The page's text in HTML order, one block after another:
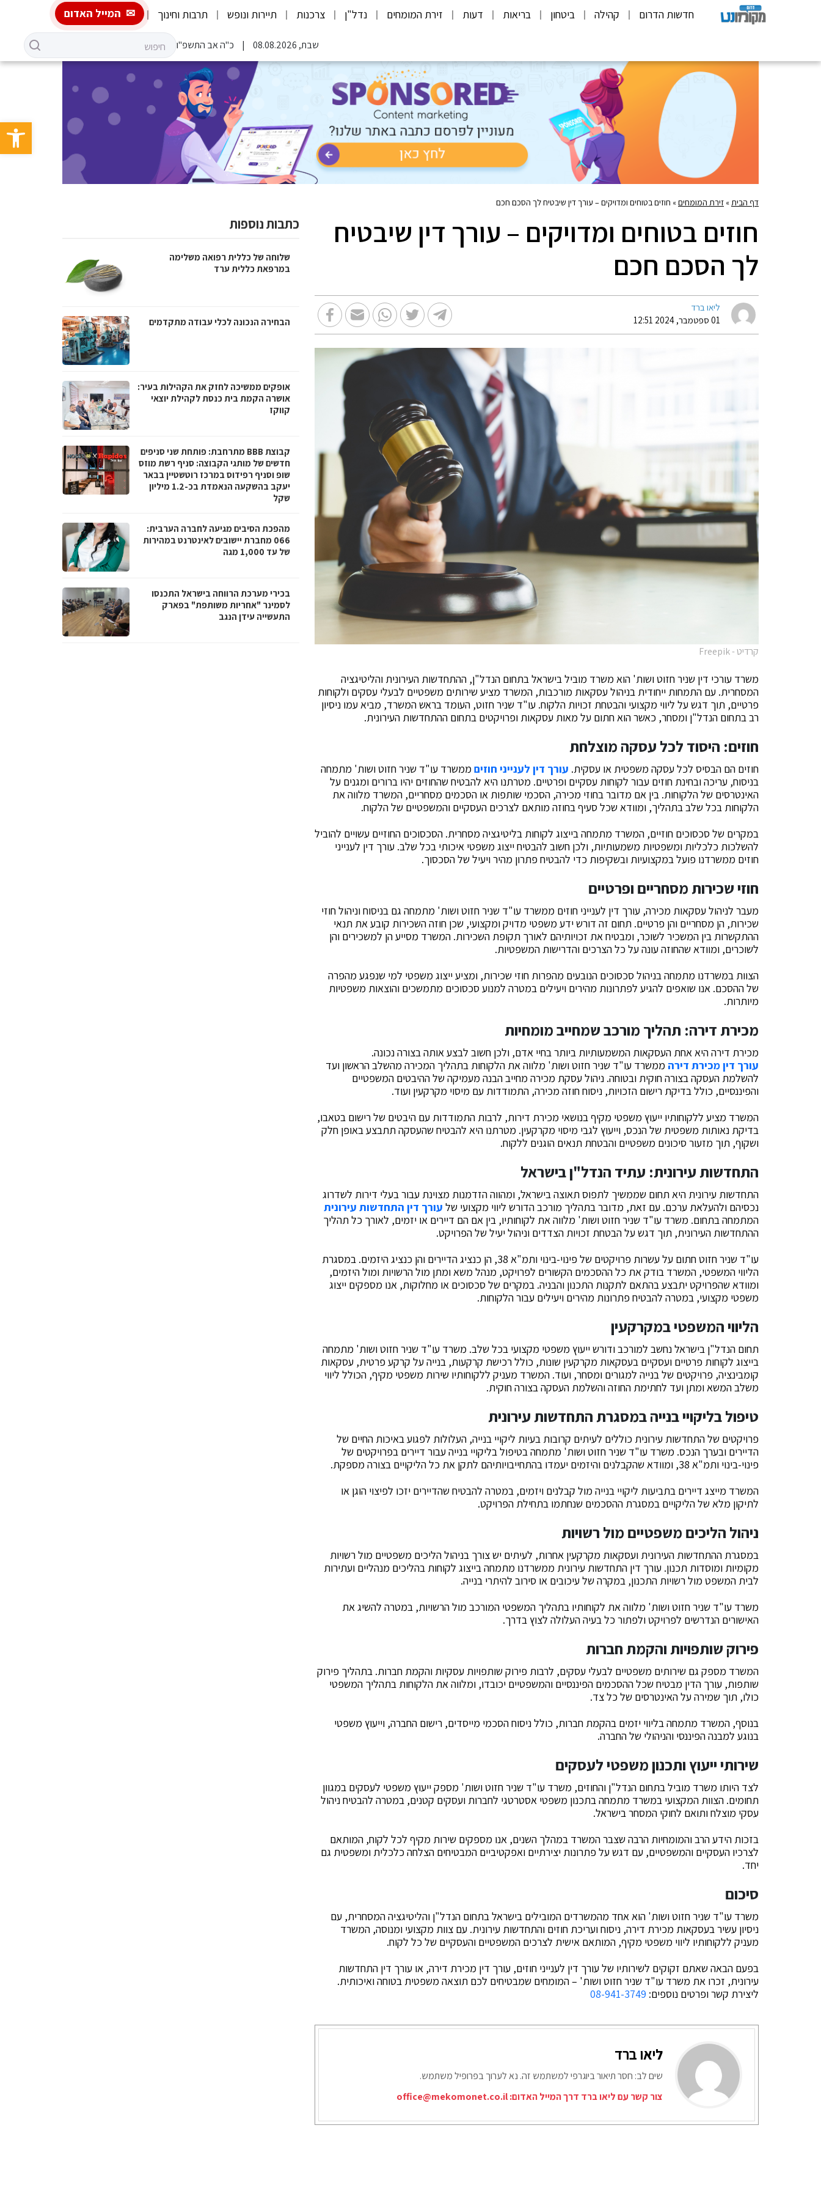
פתח
חדשות הדרום קהילה ביטחון בריאות דעות זירת המומחים נדל"ן צרכנות תיירות ונופש תרבות וחינוך המייל האדום
שבת, 08.08.2026 כ"ה אב התשפ"ו
דף הבית » זירת המומחים» חוזים בטוחים ומדויקים – עורך דין שיבטיח לך הסכם חכם
חוזים בטוחים ומדויקים – עורך דין שיבטיח
לך הסכם חכם
ליאו ברד
01 ספטמבר, 2024 12:51
קרדיט - Freepik
משרד עורכי דין שניר חזוט ושות' הוא משרד מוביל בישראל בתחום הנדל"ן, ההתחדשות העירונית והליטיגציה
המסחרית. עם התמחות ייחודית בניהול עסקאות מורכבות, המשרד מציע שירותים משפטיים לבעלי עסקים ולקוחות
פרטיים, תוך דגש על ליווי מקצועי והבטחת זכויות הלקוח. עו"ד שניר חזוט, העומד בראש המשרד, מביא עמו ניסיון
רב בתחום הנדל"ן ומסחר, כאשר הוא חתום על מאות עסקאות ופרויקטים בתחום ההתחדשות העירונית.
חוזים: היסוד לכל עסקה מוצלחת
חוזים הם הבסיס לכל עסקה משפטית או עסקית. עורך דין לענייני חוזים ממשרד עו"ד שניר חזוט ושות' מתמחה
בניסוח, עריכה ובחינת חוזים עבור לקוחות עסקיים ופרטיים. מטרתנו היא להבטיח שהחוזים יהיו ברורים ומגנים על
האינטרסים של הלקוחות. בין אם מדובר בחוזי מכירה, הסכמי שותפות או הסכמים מסחריים, המשרד מלווה את
הלקוחות בכל שלב בתהליך, ומוודא שכל סעיף בחוזה מותאם לצרכים העסקיים והמשפטיים של הלקוח.
במקרים של סכסוכים חוזיים, המשרד מתמחה בייצוג לקוחות בליטיגציה מסחרית. הסכסוכים החוזיים עשויים להוביל
להשלכות כלכליות ומשפטיות משמעותיות, ולכן חשוב להבטיח ייצוג משפטי איכותי בכל שלב. עורך דין לענייני
חוזים ממשרדנו פועל במקצועיות ובשקיפות כדי להבטיח פתרון מהיר ויעיל של הסכסוך.
חוזי שכירות מסחריים ופרטיים
מעבר לניהול עסקאות מכירה, עורך דין לענייני חוזים ממשרד עו"ד שניר חזוט ושות' מתמחה גם בניסוח וניהול חוזי
שכירות, הן מסחריים והן פרטיים. תחום זה דורש ידע משפטי מדויק ומקצועי, שכן חוזה השכירות קובע את תנאי
ההתקשרות בין המשכיר לשוכר, ומבטיח את זכויותיהם לאורך תקופת השכירות. המשרד מסייע הן למשכירים והן
לשוכרים, ומוודא שהחוזה עונה על כל הצרכים והדרישות המשפטיות.
הצוות במשרדנו מתמחה בניהול סכסוכים הנובעים מהפרות חוזי שכירות, ומציע ייצוג משפטי למי שנפגע מהפרה
של ההסכם. אנו שואפים להגיע לפתרונות מהירים ויעילים במטרה למנוע סכסוכים מתמשכים והוצאות משפטיות
מיותרות.
מכירת דירה: תהליך מורכב שמחייב מומחיות
מכירת דירה היא אחת העסקאות המשמעותיות ביותר בחיי אדם, ולכן חשוב לבצע אותה בצורה נכונה.
עורך דין מכירת דירה ממשרד עו"ד שניר חזוט ושות' מלווה את הלקוחות בתהליך המכירה מהשלב הראשון ועד
להשלמת העסקה בצורה חוקית ובטוחה. ניהול עסקת מכירה מחייב הבנה מעמיקה של ההיבטים המשפטיים
והפיננסיים, כולל בדיקת רישום הזכויות, ניסוח חוזה מכירה, התמודדות עם מיסוי מקרקעין ועוד.
המשרד מציע ללקוחותיו ייעוץ משפטי מקיף בנושאי מכירת דירות, לרבות התמודדות עם היבטים של רישום בטאבו,
בדיקת נאותות משפטית של הנכס, וייעוץ לגבי מיסוי מקרקעין. מטרתנו היא להבטיח שהעסקה תתבצע באופן חלק
ושקוף, תוך מזעור סיכונים משפטיים והבטחת תנאים הוגנים ללקוח.
התחדשות עירונית: עתיד הנדל"ן בישראל
התחדשות עירונית היא תחום שממשיך לתפוס תאוצה בישראל, ומהווה הזדמנות מצוינת עבור בעלי דירות לשדרוג
נכסיהם ולהעלאת ערכם. עם זאת, מדובר בתהליך מורכב הדורש ליווי מקצועי של עורך דין התחדשות עירונית
המתמחה בתחום. משרד עו"ד שניר חזוט ושות' מלווה את לקוחותיו, בין אם הם דיירים או יזמים, לאורך כל תהליך
ההתחדשות העירונית, תוך דגש על הבטחת זכויות הצדדים וניהול יעיל של הפרויקט.
עו"ד שניר חזוט חתום על עשרות פרויקטים של פינוי-בינוי ותמ"א 38, הן כנציג הדיירים והן כנציג היזמים. במסגרת
הליווי המשפטי, המשרד בודק את כל ההסכמים הקשורים לפרויקט, מנהל משא ומתן מול הרשויות ומול היזמים,
ומוודא שהפרויקט יתבצע בהתאם לתקנות התכנון והבניה. במקרים של סכסוכים או מחלוקות, אנו מספקים ייצוג
משפטי מקצועי, במטרה להבטיח פתרונות מהירים ויעילים עבור הלקוחות.
הליווי המשפטי במקרקעין
תחום הנדל"ן בישראל נחשב למורכב ודורש ייעוץ משפטי מקצועי בכל שלב. משרד עו"ד שניר חזוט ושות' מתמחה
בייצוג לקוחות פרטיים ועסקיים בעסקאות מקרקעין שונות, כולל רכישת קרקעות, בנייה על קרקע פרטית, עסקאות
קומבינציה, פרויקטים של בנייה למגורים ומסחר, ועוד. המשרד מעניק ללקוחותיו שירות משפטי מקיף, הכולל ליווי
משלב המשא ומתן ועד לחתימת החוזה והשלמת העסקה בצורה חוקית.
טיפול בליקויי בנייה במסגרת התחדשות עירונית
פרויקטים של התחדשות עירונית כוללים לעיתים קרובות בעיות ליקויי בנייה, העלולות לפגוע באיכות החיים של
הדיירים ובערך הנכס. משרד עו"ד שניר חזוט ושות' מתמחה בטיפול בליקויי בנייה עבור דיירים בפרויקטים של
פינוי-בינוי ותמ"א 38, ומוודא שהקבלנים והיזמים יעמדו בהתחייבויותיהם לתקן את כל הליקויים בצורה מספקת.
המשרד מייצג דיירים בתביעות ליקויי בנייה מול קבלנים ויזמים, במטרה להבטיח שהדיירים יזכו לפיצוי הוגן או
לתיקון מלא של הליקויים במסגרת ההסכמים שנחתמו בתחילת הפרויקט.
ניהול הליכים משפטיים מול רשויות
במסגרת ההתחדשות העירונית ועסקאות מקרקעין אחרות, לעיתים יש צורך בניהול הליכים משפטיים מול רשויות
מקומיות ומוסדות תכנון. עורך דין התחדשות עירונית ממשרדנו מתמחה בייצוג לקוחות בהליכים מנהליים ועתירות
לבית המשפט מול רשויות התכנון, במקרה של עיכובים או סירוב להיתרי בנייה.
משרד עו"ד שניר חזוט ושות' מלווה את לקוחותיו בתהליך המשפטי המורכב מול הרשויות, במטרה להשיג את
האישורים הנדרשים לפרויקט ולפתור כל בעיה העלולה לצוץ בדרך.
פירוק שותפויות והקמת חברות
המשרד מספק גם שירותים משפטיים לבעלי עסקים, לרבות פירוק שותפויות עסקיות והקמת חברות. בתהליך פירוק
שותפות, עורך הדין מבטיח שכל ההסכמים הפיננסיים והמשפטיים יכובדו, ומלווה את הלקוחות בתהליך המשפטי
כולו, תוך שמירה על האינטרסים של כל צד.
בנוסף, המשרד מתמחה בליווי יזמים בהקמת חברות, כולל ניסוח הסכמי מייסדים, רישום החברה, וייעוץ משפטי
בנוגע למבנה הפיננסי והניהולי של החברה.
שירותי ייעוץ ותכנון משפטי לעסקים
לצד היותו משרד מוביל בתחום הנדל"ן והחוזים, משרד עו"ד שניר חזוט ושות' מספק ייעוץ משפטי לעסקים במגוון
תחומים. הצוות המקצועי במשרד מתמחה בתכנון משפטי אסטרטגי לחברות ועסקים קטנים, במטרה להבטיח ניהול
עסקי מוצלח ותואם לחוקי המסחר בישראל.
בזכות הידע הרב והמומחיות הרבה שצבר המשרד במהלך השנים, אנו מספקים שירות מקיף לכל לקוח, המותאם
לצרכיו העסקיים והמשפטיים, עם דגש על פתרונות יצירתיים ואפקטיביים המבטיחים הצלחה כלכלית ומשפטית גם
יחד.
סיכום
משרד עו"ד שניר חזוט ושות' הוא אחד מהמשרדים המובילים בישראל בתחום הנדל"ן והליטיגציה המסחרית, עם
ניסיון עשיר בעסקאות מכירת דירה, ניסוח ועריכת חוזים והתחדשות עירונית. עם צוות מקצועי ומנוסה, המשרד
מעניק ללקוחותיו ליווי משפטי מקיף, המותאם אישית לצרכים המשפטיים והעסקיים של כל לקוח.
בפעם הבאה שאתם זקוקים לשירותיו של עורך דין לענייני חוזים, עורך דין מכירת דירה, או עורך דין התחדשות
עירונית, זכרו את משרד עו"ד שניר חזוט ושות' – המומחים שמבטיחים לכם תוצאה משפטית בטוחה ואיכותית.
ליצירת קשר ופרטים נוספים: 08-941-3749
ליאו ברד
שים לב: חסר תיאור ביוגרפי למשתמש זה. נא לערוך בפרופיל משתמש.
צור קשר עם ליאו ברד דרך המייל האדום:office@mekomonet.co.il
כתבות נוספות
שלוחה של כללית רפואה משלימה
במרפאת כללית ערד
הבחירה הנכונה לכלי עבודה מתקדמים
אופקים ממשיכה לחזק את הקהילות בעיר:
אושרה הקמת בית כנסת לקהילת יוצאי
קווקז
קבוצת BBB מתרחבת: פותחת שני סניפים
חדשים של מותגי הקבוצה: סניף רשת מוזס
שופ וסניף רפידוס במרכז רוטשטיין בבאר
יעקב בהשקעה הנאמדת בכ-1.2 מיליון
שקל
מהפכת הסיבים מגיעה לחברה הערבית:
066 מחברת יישובים לאינטרנט במהירות
של עד 1,000 מגה
בכירי מערכת הרווחה בישראל התכנסו
לסמינר "אחריות משותפת" בפארק
התעשייה עידן הנגב